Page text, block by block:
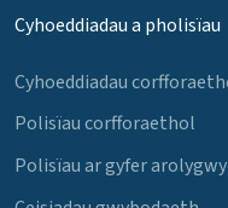
Cyhoeddiadau a pholisïau
Cyhoeddiadau
Polisïau corfforaethol
Polisïau ar gyfer